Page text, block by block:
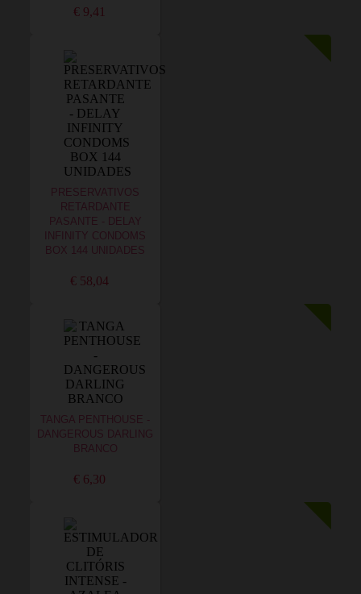
€ 9,41
PRESERVATIVOS
RETARDANTE
PASANTE - DELAY
INFINITY CONDOMS
BOX 144 UNIDADES
€ 58,04
TANGA PENTHOUSE -
DANGEROUS DARLING
BRANCO
€ 6,30